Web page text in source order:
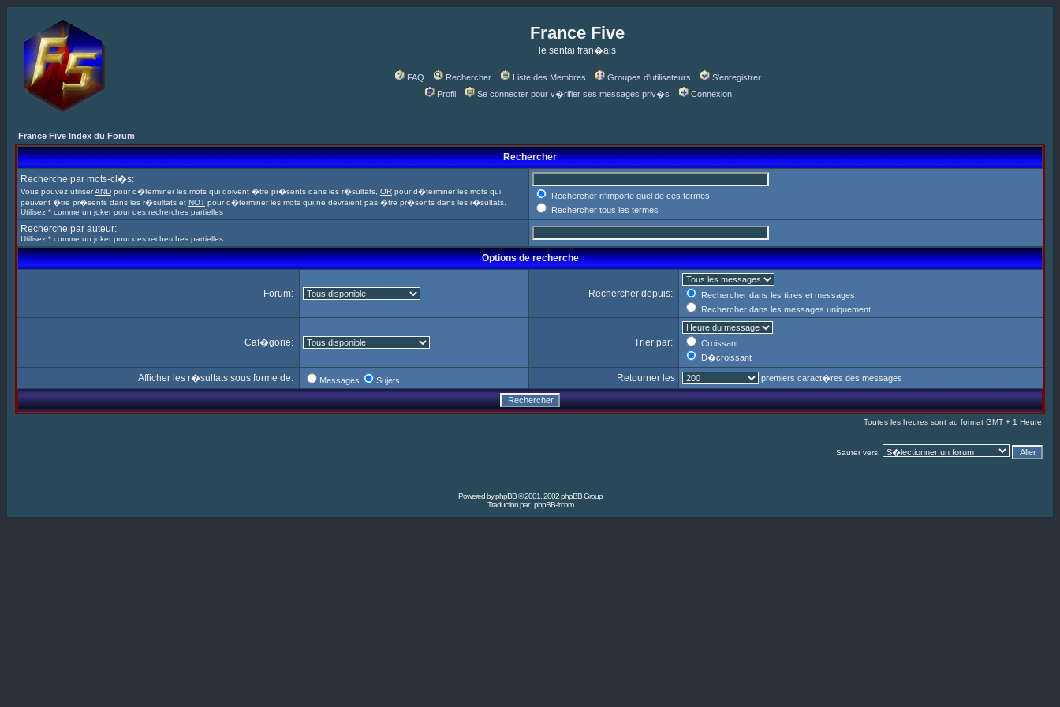
France Five
le sentai fran�ais
FAQ Rechercher Liste des Membres Groupes d'utilisateurs
S'enregistrer
Profil
Se connecter pour v�rifier ses messages priv�s Connexion
France Five Index du Forum
Rechercher
Recherche par mots-cl�s:
Vous pouvez utiliserAND pour d�terminer les mots qui doivent �tre pr�sents dans les r�sultats, OR pour d�terminer les mots qui
peuvent �tre pr�sents dans les r�sultats et NOT pour d�terminer les mots qui ne devraient pas �tre pr�sents dans les r�sultats.
Utilisez * comme un joker pour des recherches partielles
Rechercher n'importe quel de ces termes
Rechercher tous les termes
Recherche par auteur:
Utilisez * comme un joker pour des recherches partielles
Options de recherche
Forum: Rechercher depuis:
Rechercher dans les titres et messages
Rechercher dans les messages uniquement
Cat�gorie: Trier par:
Croissant
D�croissant
Afficher les r�sultats sous forme de: Messages Sujets Retourner les premiers caract�res des messages
Toutes les heures sont au format GMT + 1 Heure
Sauter vers:
Powered byphpBB© 2001, 2002 phpBB Group
Traduction par :phpBB-fr.com